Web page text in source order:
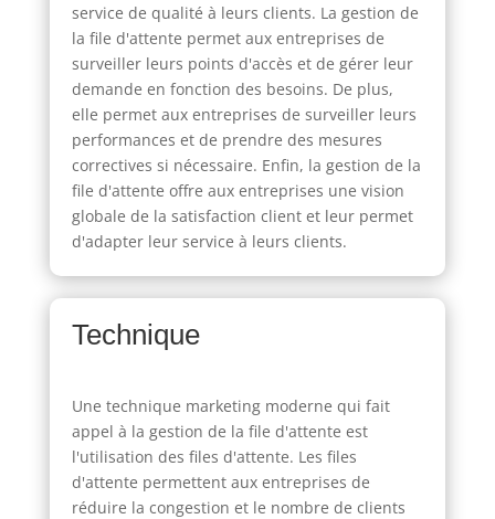
service de qualité à leurs clients. La gestion de
la file d'attente permet aux entreprises de
surveiller leurs points d'accès et de gérer leur
demande en fonction des besoins. De plus,
elle permet aux entreprises de surveiller leurs
performances et de prendre des mesures
correctives si nécessaire. Enfin, la gestion de la
file d'attente offre aux entreprises une vision
globale de la satisfaction client et leur permet
d'adapter leur service à leurs clients.
Technique
Une technique marketing moderne qui fait
appel à la gestion de la file d'attente est
l'utilisation des files d'attente. Les files
d'attente permettent aux entreprises de
réduire la congestion et le nombre de clients